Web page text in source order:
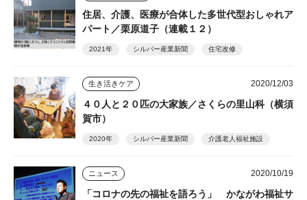
住居、介護、医療が合体した多世代型おしゃれア
パート／栗原道子（連載１２）
2021年 シルバー産業新聞 住宅改修
生き活きケア 2020/12/03
４０人と２０匹の大家族／さくらの里山科（横須
賀市）
2020年 シルバー産業新聞 介護老人福祉施設
ニュース 2020/10/19
「コロナの先の福祉を語ろう」 かながわ福祉サ